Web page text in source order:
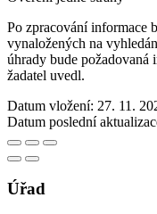
Po zpracování informace
vynaložených na
úhrady bude požadovaná
žadatel uvedl.
Datum vložení: 27. 11.
Datum poslední
Úřad